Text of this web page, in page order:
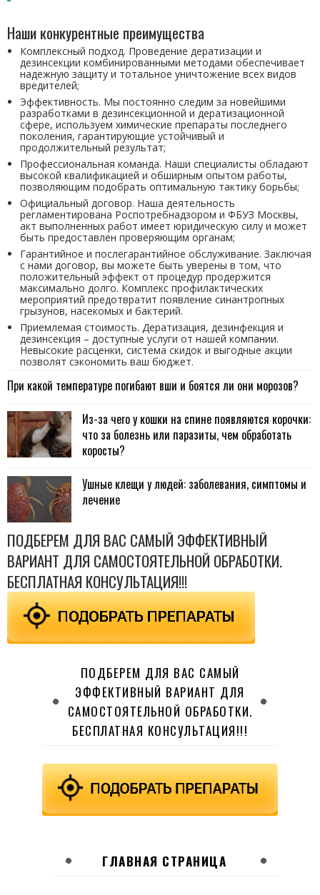
Наши конкурентные преимущества
Комплексный подход. Проведение дератизации и
дезинсекции комбинированными методами обеспечивает
надежную защиту и тотальное уничтожение всех видов
вредителей;
Эффективность. Мы постоянно следим за новейшими
разработками в дезинсекционной и дератизационной
сфере, используем химические препараты последнего
поколения, гарантирующие устойчивый и
продолжительный результат;
Профессиональная команда. Наши специалисты обладают
высокой квалификацией и обширным опытом работы,
позволяющим подобрать оптимальную тактику борьбы;
Официальный договор. Наша деятельность
регламентирована Роспотребнадзором и ФБУЗ Москвы,
акт выполненных работ имеет юридическую силу и может
быть предоставлен проверяющим органам;
Гарантийное и послегарантийное обслуживание. Заключая
с нами договор, вы можете быть уверены в том, что
положительный эффект от процедур продержится
максимально долго. Комплекс профилактических
мероприятий предотвратит появление синантропных
грызунов, насекомых и бактерий.
Приемлемая стоимость. Дератизация, дезинфекция и
дезинсекция – доступные услуги от нашей компании.
Невысокие расценки, система скидок и выгодные акции
позволят сэкономить ваш бюджет.
При какой температуре погибают вши и боятся ли они морозов?
Из-за чего у кошки на спине появляются корочки:
что за болезнь или паразиты, чем обработать
коросты?
Ушные клещи у людей: заболевания, симптомы и
лечение
ПОДБЕРЕМ ДЛЯ ВАС САМЫЙ ЭФФЕКТИВНЫЙ
ВАРИАНТ ДЛЯ САМОСТОЯТЕЛЬНОЙ ОБРАБОТКИ.
БЕСПЛАТНАЯ КОНСУЛЬТАЦИЯ!!!
ПОДБЕРЕМ ДЛЯ ВАС САМЫЙ
ЭФФЕКТИВНЫЙ ВАРИАНТ ДЛЯ
САМОСТОЯТЕЛЬНОЙ ОБРАБОТКИ.
БЕСПЛАТНАЯ КОНСУЛЬТАЦИЯ!!!
ГЛАВНАЯ СТРАНИЦА